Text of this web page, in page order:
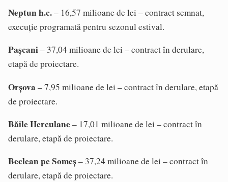
Neptun h.c.– 16,57 milioane de lei – contract semnat,
execuție programată pentru sezonul estival.
Pașcani– 37,04 milioane de lei – contract în derulare,
etapă de proiectare.
Orșova – 7,95 milioane de lei – contract în derulare, etapă
de proiectare.
Băile Herculane– 17,01 milioane de lei – contract în
derulare, etapă de proiectare.
Beclean pe Someș– 37,24 milioane de lei – contract în
derulare, etapă de proiectare.